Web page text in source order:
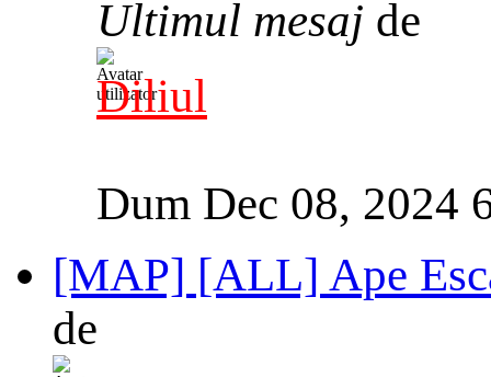
Ultimul mesaj de
Diliul
Dum Dec 08, 2024
[MAP] [ALL] Ape
de